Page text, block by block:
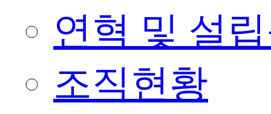
연혁 및 설
조직현황